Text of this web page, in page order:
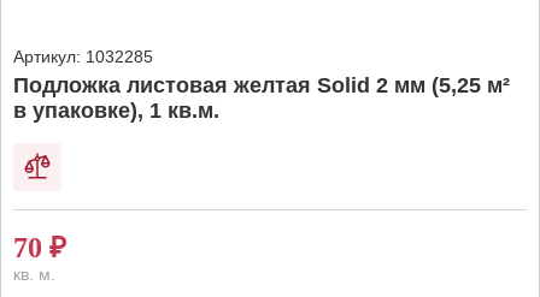
Артикул: 1032285
Подложка листовая желтая Solid 2 мм (5,25 м²
в упаковке), 1 кв.м.
70 ₽
кв. м.